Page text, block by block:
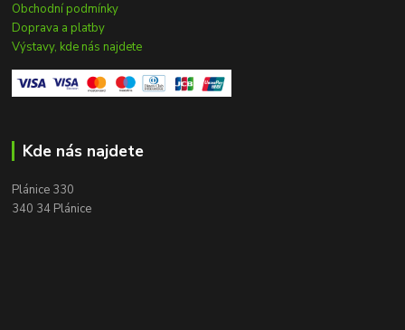
Obchodní podmínky
Doprava a platby
Výstavy, kde nás najdete
Kde nás najdete
Plánice 330
340 34 Plánice